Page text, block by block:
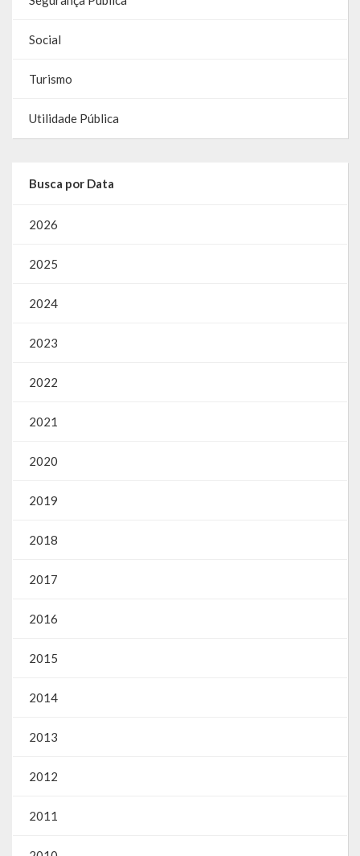
Gestão Saúde – GOVBR
Gestão Educação – Educar Web
Webmail
Social
Turismo
Utilidade Pública
Busca por Data
2026
2025
2024
2023
2022
2021
2020
2019
2018
2017
2016
2015
2014
2013
2012
2011